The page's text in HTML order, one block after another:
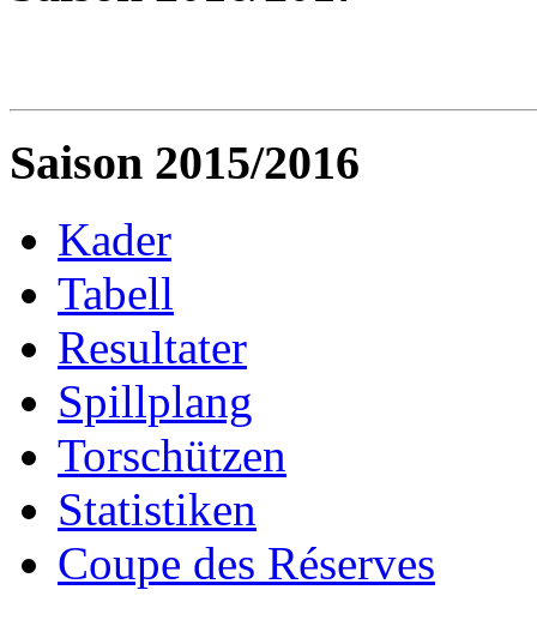
Saison 2015/2016
Kader
Tabell
Resultater
Spillplang
Torschützen
Statistiken
Coupe des Réserves